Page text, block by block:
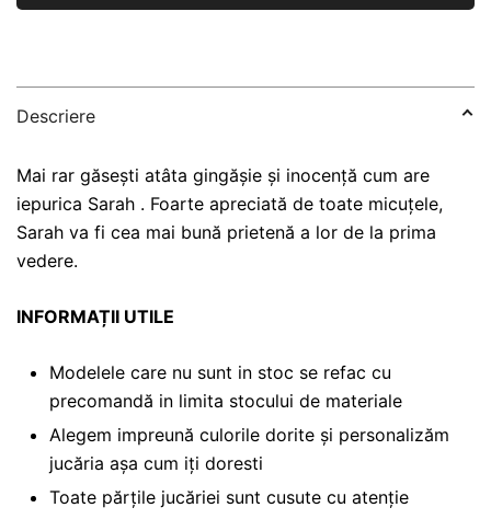
Descriere
Mai rar găsești atâta gingășie și inocență cum are
iepurica Sarah . Foarte apreciată de toate micuțele,
Sarah va fi cea mai bună prietenă a lor de la prima
vedere.
INFORMAȚII UTILE
Modelele care nu sunt in stoc se refac cu
precomandă in limita stocului de materiale
Alegem impreună culorile dorite și personalizăm
jucăria așa cum iți doresti
Toate părțile jucăriei sunt cusute cu atenție